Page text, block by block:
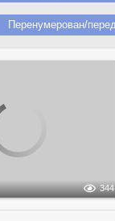
Перенумерован/
344